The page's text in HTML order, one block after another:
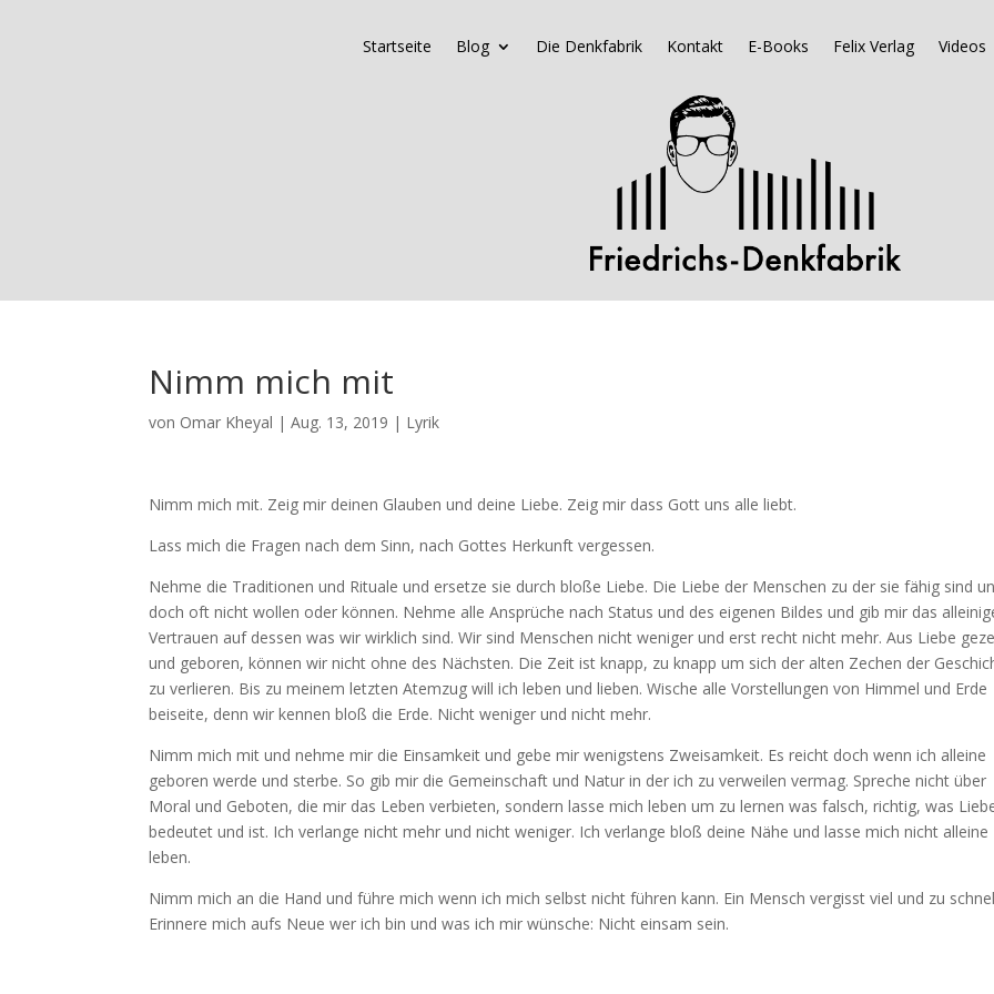
Startseite Blog Die Denkfabrik Kontakt E-Books Felix Verlag Videos
Nimm mich mit
von Omar Kheyal |Aug. 13, 2019 | Lyrik
Nimm mich mit. Zeig mir deinen Glauben und deine Liebe. Zeig mir dass Gott uns alle liebt.
Lass mich die Fragen nach dem Sinn, nach Gottes Herkunft vergessen.
Nehme die Traditionen und Rituale und ersetze sie durch bloße Liebe. Die Liebe der Menschen zu der sie fähig sind
doch oft nicht wollen oder können. Nehme alle Ansprüche nach Status und des eigenen Bildes und gib mir das
Vertrauen auf dessen was wir wirklich sind. Wir sind Menschen nicht weniger und erst recht nicht mehr. Aus Liebe
und geboren, können wir nicht ohne des Nächsten. Die Zeit ist knapp, zu knapp um sich der alten Zechen der
zu verlieren. Bis zu meinem letzten Atemzug will ich leben und lieben. Wische alle Vorstellungen von Himmel und Erde
beiseite, denn wir kennen bloß die Erde. Nicht weniger und nicht mehr.
Nimm mich mit und nehme mir die Einsamkeit und gebe mir wenigstens Zweisamkeit. Es reicht doch wenn ich alleine
geboren werde und sterbe. So gib mir die Gemeinschaft und Natur in der ich zu verweilen vermag. Spreche nicht über
Moral und Geboten, die mir das Leben verbieten, sondern lasse mich leben um zu lernen was falsch, richtig, was
bedeutet und ist. Ich verlange nicht mehr und nicht weniger. Ich verlange bloß deine Nähe und lasse mich nicht alleine
leben.
Nimm mich an die Hand und führe mich wenn ich mich selbst nicht führen kann. Ein Mensch vergisst viel und zu
Erinnere mich aufs Neue wer ich bin und was ich mir wünsche: Nicht einsam sein.